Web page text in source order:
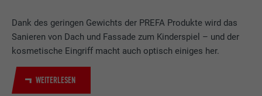
Dank des geringen Gewichts der PREFA Produkte wird das
Sanieren von Dach und Fassade zum Kinderspiel – und der
kosmetische Eingriff macht auch optisch einiges her.
WEITERLESEN
Laufzeit 2 Jahre
Zweck